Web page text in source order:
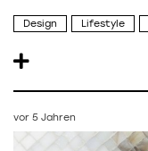
Design Lifestyle
vor 5 Jahren